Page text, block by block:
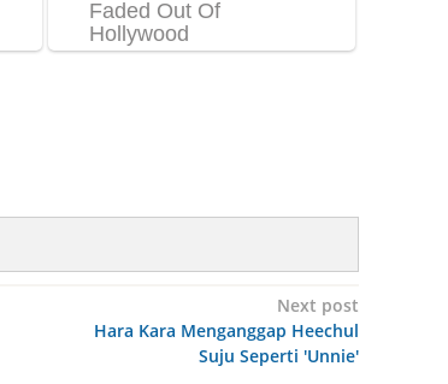
Next post
Hara Kara Menganggap Heechul
Suju Seperti 'Unnie'